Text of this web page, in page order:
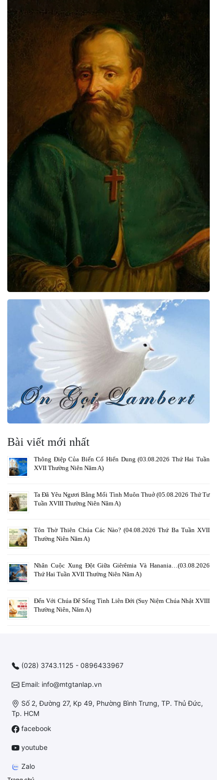
Bài viết mới nhất
Thông Điệp Của Biến Cố Hiển Dung (03.08.2026 Thứ Hai Tuần
XVII Thường Niên Năm A)
Ta Đã Yêu Ngươi Bằng Mối Tình Muôn Thuở (05.08.2026 Thứ Tư
Tuần XVIII Thường Niên Năm A)
Tôn Thờ Thiên Chúa Các Nào? (04.08.2026 Thứ Ba Tuần XVII
Thường Niên Năm A)
Nhân Cuộc Xung Đột Giữa Giêrêmia Và Hanania…(03.08.2026
Thứ Hai Tuần XVII Thường Niên Năm A)
Đến Với Chúa Để Sống Tình Liên Đới (Suy Niệm Chúa Nhật XVIII
Thường Niên, Năm A)
(028) 3743.1125 - 0896433967
Email: info@mtgtanlap.vn
Số 2, Đường 27, Kp 49, Phường Bình Trưng, TP. Thủ Đức,
Tp. HCM
facebook
youtube
Zalo